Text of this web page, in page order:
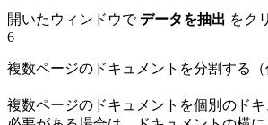
開いたウィンドウでデータを抽出 をク
6
複数ページのドキュメントを分割する（
複数ページのドキュメントを個別のド